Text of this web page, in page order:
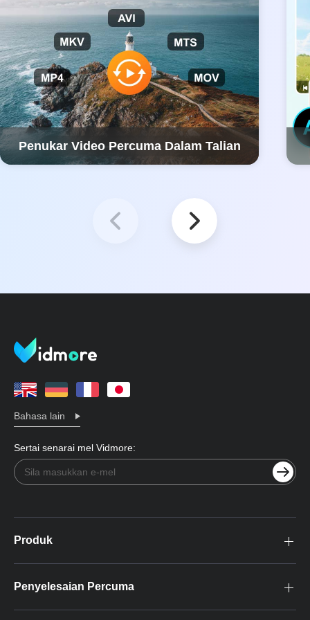
Penukar Video Percuma Dalam Talian
Bahasa lain
Sertai senarai mel Vidmore:
Produk
Penyelesaian Percuma